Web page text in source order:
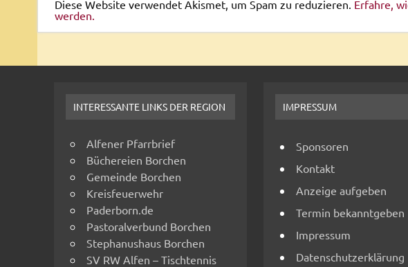
Diese Website verwendet Akismet, um Spam zu reduzieren. Erfahre,
werden.
INTERESSANTE LINKS DER REGION
Alfener Pfarrbrief
Büchereien Borchen
Gemeinde Borchen
Kreisfeuerwehr
Paderborn.de
Pastoralverbund Borchen
Stephanushaus Borchen
SV RW Alfen – Tischtennis
IMPRESSUM
Sponsoren
Kontakt
Anzeige aufgeben
Termin bekanntgeben
Impressum
Datenschutzerklärung